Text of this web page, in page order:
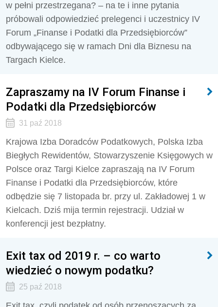
w pełni przestrzegana? – na te i inne pytania
próbowali odpowiedzieć prelegenci i uczestnicy IV
Forum „Finanse i Podatki dla Przedsiębiorców”
odbywającego się w ramach Dni dla Biznesu na
Targach Kielce.
Zapraszamy na IV Forum Finanse i
Podatki dla Przedsiębiorców
31 paź 2018
Krajowa Izba Doradców Podatkowych, Polska Izba
Biegłych Rewidentów, Stowarzyszenie Księgowych w
Polsce oraz Targi Kielce zapraszają na IV Forum
Finanse i Podatki dla Przedsiębiorców, które
odbędzie się 7 listopada br. przy ul. Zakładowej 1 w
Kielcach. Dziś mija termin rejestracji. Udział w
konferencji jest bezpłatny.
Exit tax od 2019 r. – co warto
wiedzieć o nowym podatku?
25 paź 2018